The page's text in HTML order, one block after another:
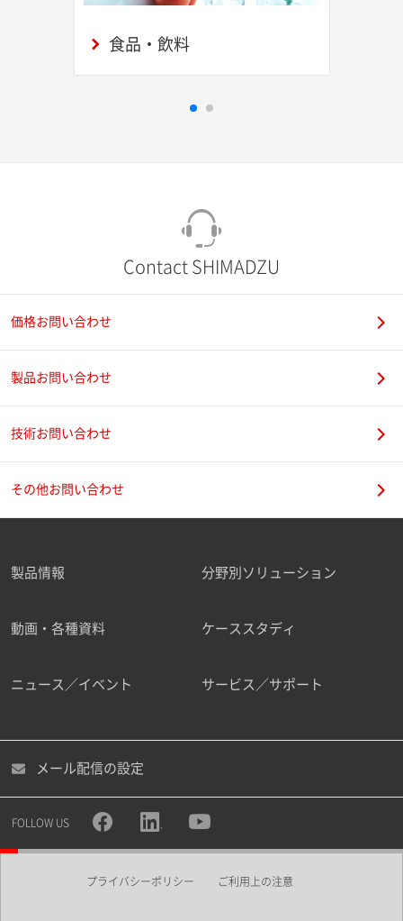
食品・飲料
Contact SHIMADZU
価格お問い合わせ
製品お問い合わせ
技術お問い合わせ
その他お問い合わせ
製品情報 分野別ソリューション
動画・各種資料 ケーススタディ
ニュース／イベント サービス／サポート
メール配信の設定
FOLLOW US
プライバシーポリシー ご利用上の注意